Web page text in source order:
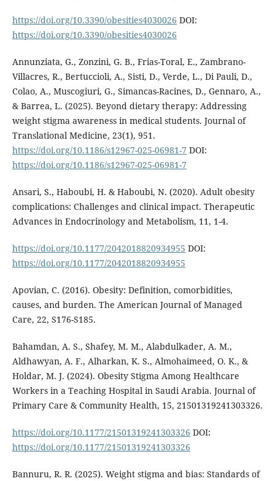
https://doi.org/10.3390/obesities4030026 DOI:
https://doi.org/10.3390/obesities4030026
Annunziata, G., Zonzini, G. B., Frias-Toral, E., Zambrano-
Villacres, R., Bertuccioli, A., Sisti, D., Verde, L., Di Pauli, D.,
Colao, A., Muscogiuri, G., Simancas-Racines, D., Gennaro, A.,
& Barrea, L. (2025). Beyond dietary therapy: Addressing
weight stigma awareness in medical students. Journal of
Translational Medicine, 23(1), 951.
https://doi.org/10.1186/s12967-025-06981-7 DOI:
https://doi.org/10.1186/s12967-025-06981-7
Ansari, S., Haboubi, H. & Haboubi, N. (2020). Adult obesity
complications: Challenges and clinical impact. Therapeutic
Advances in Endocrinology and Metabolism, 11, 1-4.
https://doi.org/10.1177/2042018820934955 DOI:
https://doi.org/10.1177/2042018820934955
Apovian, C. (2016). Obesity: Definition, comorbidities,
causes, and burden. The American Journal of Managed
Care, 22, S176-S185.
Bahamdan, A. S., Shafey, M. M., Alabdulkader, A. M.,
Aldhawyan, A. F., Alharkan, K. S., Almohaimeed, O. K., &
Holdar, M. J. (2024). Obesity Stigma Among Healthcare
Workers in a Teaching Hospital in Saudi Arabia. Journal of
Primary Care & Community Health, 15, 21501319241303326.
https://doi.org/10.1177/21501319241303326 DOI:
https://doi.org/10.1177/21501319241303326
Bannuru, R. R. (2025). Weight stigma and bias: Standards of